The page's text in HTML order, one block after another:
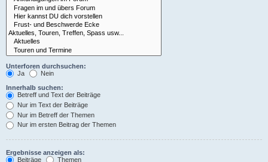
Unterforen durchsuchen:
Ja
Nein
Innerhalb suchen:
Betreff und Text der Beiträge
Nur im Text der Beiträge
Nur im Betreff der Themen
Nur im ersten Beitrag der Themen
Ergebnisse anzeigen als:
Beiträge
Themen